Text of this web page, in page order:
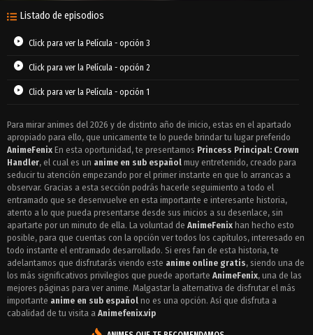
Listado de episodios
Click para ver la Película - opción 3
Click para ver la Película - opción 2
Click para ver la Película - opción 1
Para mirar animes del 2026 y de distinto año de inicio, estas en el apartado
apropiado para ello, que unicamente te lo puede brindar tu lugar preferido
AnimeFenix En esta oportunidad, te presentamos Princess Principal: Crown
Handler, el cual es un anime en sub español muy entretenido, creado para
seducir tu atención empezando por el primer instante en que lo arrancas a
observar. Gracias a esta sección podrás hacerle seguimiento a todo el
entramado que se desenvuelve en esta importante e interesante historia,
atento a lo que pueda presentarse desde sus inicios a su desenlace, sin
apartarte por un minuto de ella. La voluntad de AnimeFenix han hecho esto
posible, para que cuentas con la opción ver todos los capítulos, interesado en
todo instante el entramado desarrollado. Si eres fan de esta historia, te
adelantamos que disfrutarás viendo este anime online gratis, siendo una de
los más significativos privilegios que puede aportarte AnimeFenix, una de las
mejores páginas para ver anime. Malgastar la alternativa de disfrutar el más
importante anime en sub español no es una opción. Así que disfruta a
cabalidad de tu visita a Animefenix.vip